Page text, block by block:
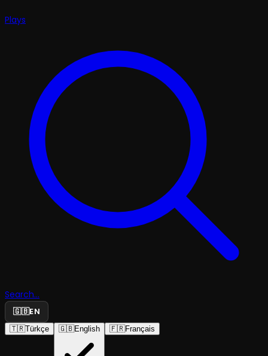
Plays
Search...
🇬🇧EN
🇹🇷Türkçe 🇬🇧English 🇫🇷Français